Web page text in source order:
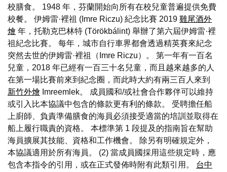
校膳食。 1948 年，芬蘭開始向所有在校兒童普遍提供免費
校餐。 伊姆雷·裡祖 (Imre Riczu) 紀念比賽 2019 雞尾酒外
燴 年，托勒克巴林特 (Törökbálint) 舉辦了第六屆伊姆雷·裡
祖紀念比賽。 每年，城市自行車界都會透過精英賽來紀念
突然去世的伊姆雷·裡祖（Imre Riczu）。 第一年有一百名
兒童，2018 年已經有一百三十名兒童，而且越來越多的人
在第一場比賽前來到紀念圈，而此時大約有兩三百人來到
新竹外燴 Imreemlek。 成員國和/或社會合作夥伴可以維持
或引入比本協議中包含的條款更有利的條款。 受聘擔任船
上廚師、負責準備膳食的海員必須接受適當的培訓並取得在
船上履行職責的資格。 本標準第 1 段提及的指南旨在幫助
海員擴展其技能、資格和工作機會。 除另有明確規定外，
本協議適用於所有海員。 (2) 當成員國採用這些規定時，應
包含本指令的引用，或在正式發佈時附有此類引用。 台中